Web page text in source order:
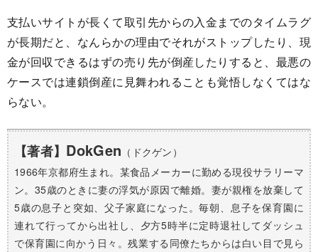
支払いサイトが長くて取引先からの入金までのタイムラグ
が長期だと、なんらかの理由でそれがストップしたり、現
金が回収できるはずの売り先が倒産したりすると、最悪の
ケースでは連鎖倒産に見舞われることも覚悟しなくてはな
らない。
【著者】 DokGen （ドクゲン）
1966年京都府生まれ。某食品メーカーに勤める現役サラリーマ
ン。35歳のときに妻の浮気が原因で離婚。妻が親権を放棄して
5歳の息子と突如、父子家庭になった。毎朝、息子を保育園に
連れて行ってから出社し、夕方5時半に定時退社してダッシュ
で保育園に向かう日々。残業する同僚たちからは白い目で見ら